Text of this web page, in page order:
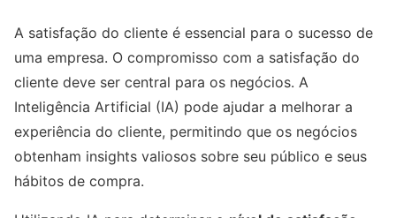
A satisfação do cliente é essencial para o sucesso de
uma empresa. O compromisso com a satisfação do
cliente deve ser central para os negócios. A
Inteligência Artificial (IA) pode ajudar a melhorar a
experiência do cliente, permitindo que os negócios
obtenham insights valiosos sobre seu público e seus
hábitos de compra.